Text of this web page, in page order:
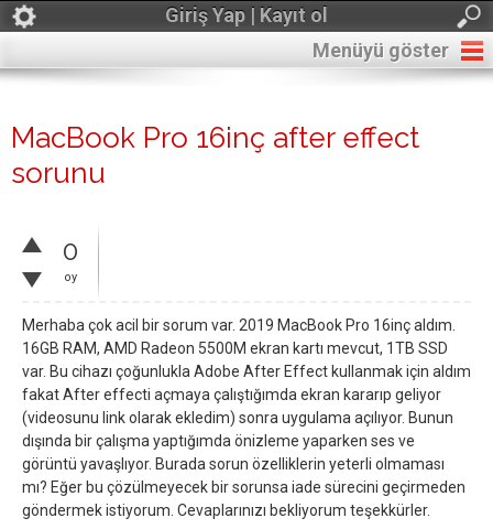
Giriş Yap | Kayıt ol
Menüyü göster
MacBook Pro 16inç after effect
sorunu
0
oy
Merhaba çok acil bir sorum var. 2019 MacBook Pro 16inç aldım.
16GB RAM, AMD Radeon 5500M ekran kartı mevcut, 1TB SSD
var. Bu cihazı çoğunlukla Adobe After Effect kullanmak için aldım
fakat After effecti açmaya çalıştığımda ekran kararıp geliyor
(videosunu link olarak ekledim) sonra uygulama açılıyor. Bunun
dışında bir çalışma yaptığımda önizleme yaparken ses ve
görüntü yavaşlıyor. Burada sorun özelliklerin yeterli olmaması
mı? Eğer bu çözülmeyecek bir sorunsa iade sürecini geçirmeden
göndermek istiyorum. Cevaplarınızı bekliyorum teşekkürler.